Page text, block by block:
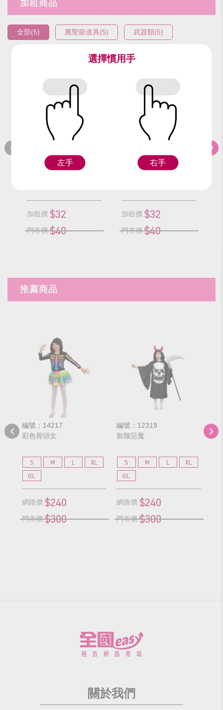
加租商品
全部(5) 萬聖節道具(5) 武器類(5)
編號：9526-6
加租價 $32
門市價 $40
編號：9526-4
加租價 $32
門市價 $40
推薦商品
編號：14217
彩色骨頭女
S M L
XL
GL
網路價 $240
門市價 $300
編號：12319
骷髏惡魔
S M L
XL
GL
網路價 $240
門市價 $300
編
白
關於我們
選擇慣用手
左手 右手